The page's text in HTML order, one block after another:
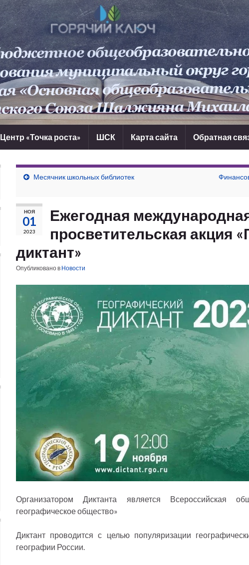
Центр «Точка роста» ШСК Карта сайта Обратная
Месячник школьных библиотек
НОЯ
01
2023
Ежегодная
просветительская акция
диктант»
Опубликовано в Новости
Организатором Диктанта является Всероссийская
географическое общество»
Диктант проводится с целью популяризации
географии России.